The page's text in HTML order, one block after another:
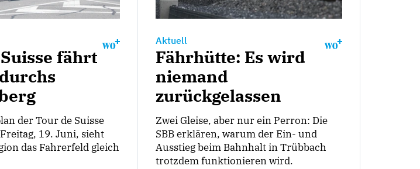
fährt
der Tour de Suisse
19. Juni, sieht
das Fahrerfeld gleich
Aktuell
Fährhütte: Es wird
niemand
zurückgelassen
Zwei Gleise, aber nur ein Perron: Die
SBB erklären, warum der Ein- und
Ausstieg beim Bahnhalt in Trübbach
trotzdem funktionieren wird.